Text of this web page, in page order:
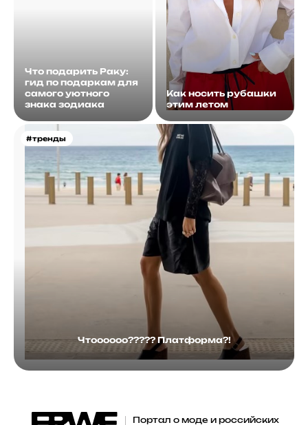
Что подарить Раку:
гид по подаркам для
самого уютного
знака зодиака
Как носить рубашки
этим летом
#тренды
Чтоооооо????? Платформа?!
Портал о моде и российских